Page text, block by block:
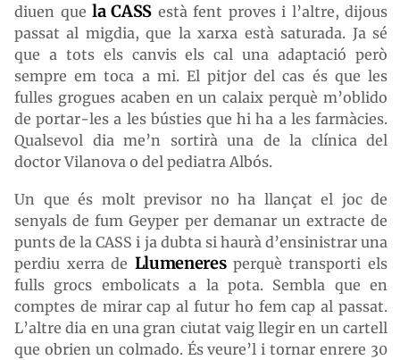
diuen quela CASS està fent proves i l’altre, dijous
passat al migdia, que la xarxa està saturada. Ja sé
que a tots els canvis els cal una adaptació però
sempre em toca a mi. El pitjor del cas és que les
fulles grogues acaben en un calaix perquè m’oblido
de portar-les a les bústies que hi ha a les farmàcies.
Qualsevol dia me’n sortirà una de la clínica del
doctor Vilanova o del pediatra Albós.
Un que és molt previsor no ha llançat el joc de
senyals de fum Geyper per demanar un extracte de
punts de la CASS i ja dubta si haurà d’ensinistrar una
perdiu xerra de Llumeneresperquè transporti els
fulls grocs embolicats a la pota. Sembla que en
comptes de mirar cap al futur ho fem cap al passat.
L’altre dia en una gran ciutat vaig llegir en un cartell
que obrien un colmado. És veure’l i tornar enrere 30